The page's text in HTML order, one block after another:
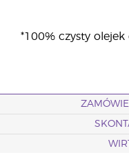
*100% czysty olejek